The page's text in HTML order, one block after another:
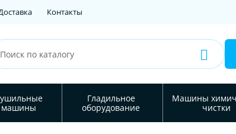
Контакты
машины
Гладильное
оборудование
Машины
чистки